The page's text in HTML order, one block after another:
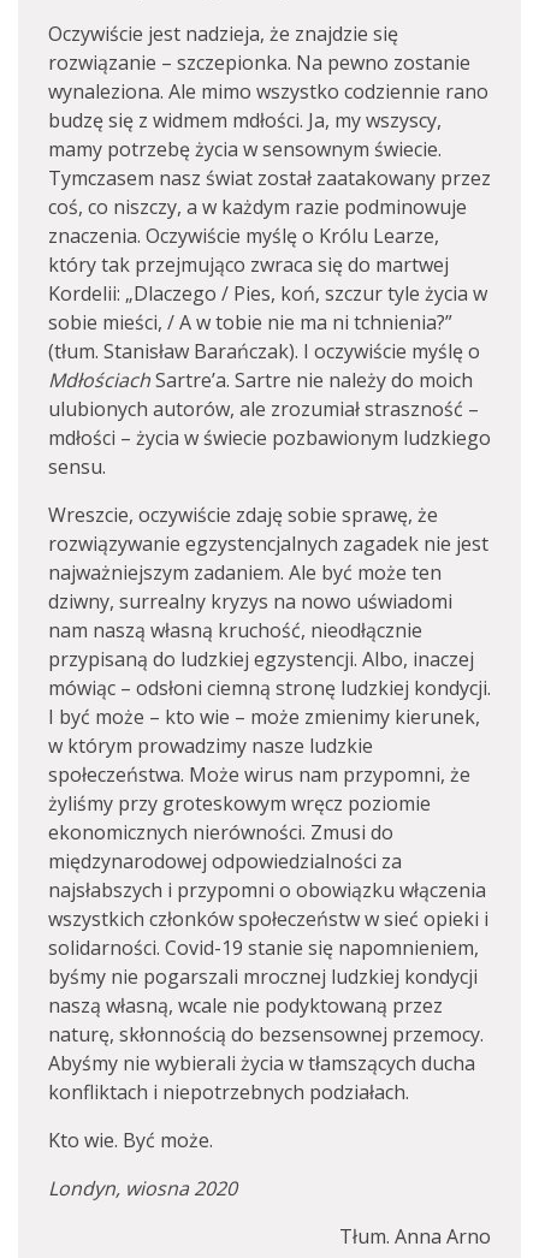
Oczywiście jest nadzieja, że znajdzie się
rozwiązanie – szczepionka. Na pewno zostanie
wynaleziona. Ale mimo wszystko codziennie rano
budzę się z widmem mdłości. Ja, my wszyscy,
mamy potrzebę życia w sensownym świecie.
Tymczasem nasz świat został zaatakowany przez
coś, co niszczy, a w każdym razie podminowuje
znaczenia. Oczywiście myślę o Królu Learze,
który tak przejmująco zwraca się do martwej
Kordelii: „Dlaczego / Pies, koń, szczur tyle życia w
sobie mieści, / A w tobie nie ma ni tchnienia?”
(tłum. Stanisław Barańczak). I oczywiście myślę o
MdłościachSartre’a. Sartre nie należy do moich
ulubionych autorów, ale zrozumiał straszność –
mdłości – życia w świecie pozbawionym ludzkiego
sensu.
Wreszcie, oczywiście zdaję sobie sprawę, że
rozwiązywanie egzystencjalnych zagadek nie jest
najważniejszym zadaniem. Ale być może ten
dziwny, surrealny kryzys na nowo uświadomi
nam naszą własną kruchość, nieodłącznie
przypisaną do ludzkiej egzystencji. Albo, inaczej
mówiąc – odsłoni ciemną stronę ludzkiej kondycji.
I być może – kto wie – może zmienimy kierunek,
w którym prowadzimy nasze ludzkie
społeczeństwa. Może wirus nam przypomni, że
żyliśmy przy groteskowym wręcz poziomie
ekonomicznych nierówności. Zmusi do
międzynarodowej odpowiedzialności za
najsłabszych i przypomni o obowiązku włączenia
wszystkich członków społeczeństw w sieć opieki i
solidarności. Covid-19 stanie się napomnieniem,
byśmy nie pogarszali mrocznej ludzkiej kondycji
naszą własną, wcale nie podyktowaną przez
naturę, skłonnością do bezsensownej przemocy.
Abyśmy nie wybierali życia w tłamszących ducha
konfliktach i niepotrzebnych podziałach.
Kto wie. Być może.
Londyn, wiosna 2020
Tłum. Anna Arno